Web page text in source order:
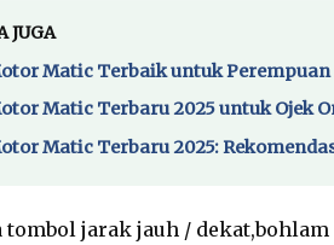
JUGA
Matic Terbaik untuk
Matic Terbaru 2025 untuk Ojek
Matic Terbaru 2025:
tombol jarak jauh /